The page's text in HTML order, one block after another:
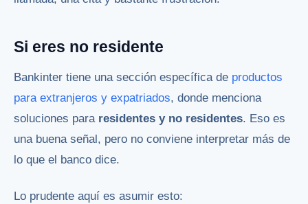
Si eres no residente
Bankinter tiene una sección específica de productos
para extranjeros y expatriados, donde menciona
soluciones para residentes y no residentes. Eso es
una buena señal, pero no conviene interpretar más de
lo que el banco dice.
Lo prudente aquí es asumir esto: